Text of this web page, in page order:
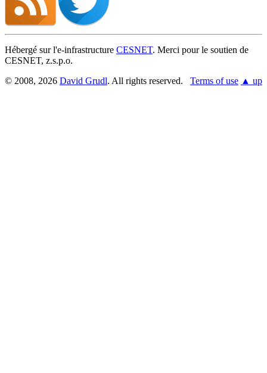
Hébergé sur l'e-infrastructure CESNET. Merci pour le soutien de
CESNET, z.s.p.o.
© 2008, 2026 David Grudl. All rights reserved. Terms of use ▲ up